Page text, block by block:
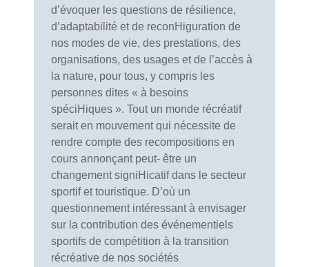
d’évoquer les questions de résilience,
d’adaptabilité et de reconHiguration de
nos modes de vie, des prestations, des
organisations, des usages et de l’accès à
la nature, pour tous, y compris les
personnes dites « à besoins
spéciHiques ». Tout un monde récréatif
serait en mouvement qui nécessite de
rendre compte des recompositions en
cours annonçant peut- être un
changement signiHicatif dans le secteur
sportif et touristique. D’où un
questionnement intéressant à envisager
sur la contribution des événementiels
sportifs de compétition à la transition
récréative de nos sociétés